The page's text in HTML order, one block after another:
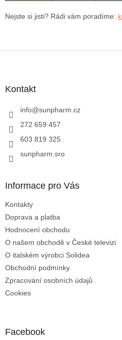
Nejste si jisti? Rádi vám poradíme:
Kontakt
info@sunpharm.cz
272 659 457
603 819 325
sunpharm.sro
Informace pro Vás
Kontakty
Doprava a platba
Hodnocení obchodu
O našem obchodě v České televizi
O italském výrobci Solidea
Obchodní podmínky
Zpracování osobních údajů
Cookies
Facebook